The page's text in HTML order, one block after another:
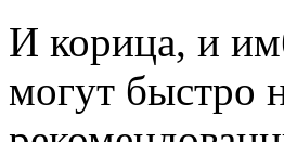
И корица, и
могут быстро